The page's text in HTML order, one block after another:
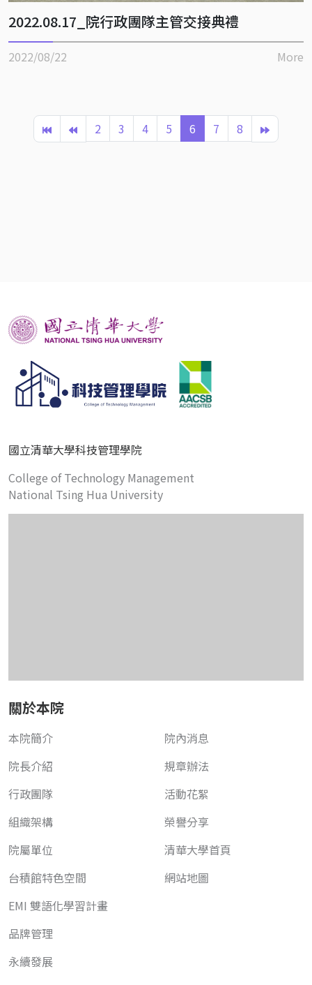
2022.08.17_院行政團隊主管交接典禮
2022/08/22 More
2 3 4 5 6 7 8
國立清華大學科技管理學院
College of Technology Management
National Tsing Hua University
關於本院
本院簡介
院長介紹
行政團隊
組織架構
院屬單位
台積館特色空間
EMI 雙語化學習計畫
品牌管理
永續發展
院內消息
規章辦法
活動花絮
榮譽分享
清華大學首頁
網站地圖